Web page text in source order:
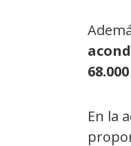
En la